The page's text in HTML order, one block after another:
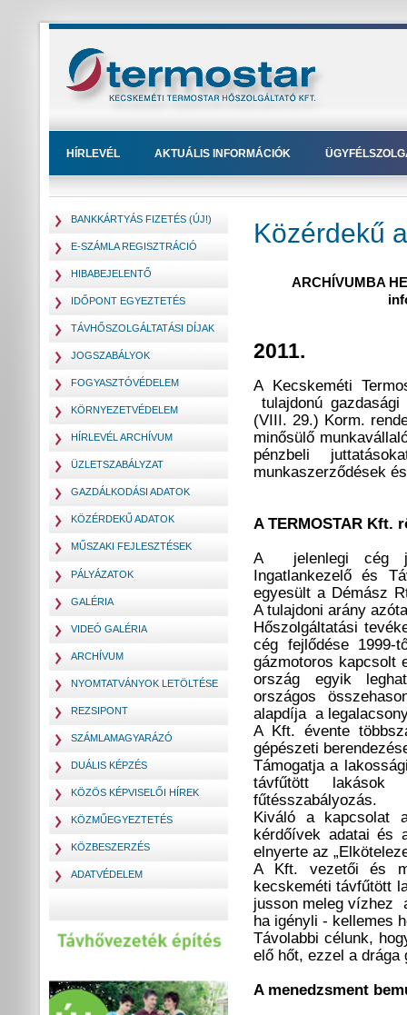
HÍRLEVÉL AKTUÁLIS INFORMÁCIÓK
BANKKÁRTYÁS FIZETÉS (ÚJ!)
E-SZÁMLA REGISZTRÁCIÓ
HIBABEJELENTŐ
IDŐPONT EGYEZTETÉS
TÁVHŐSZOLGÁLTATÁSI DÍJAK
JOGSZABÁLYOK
FOGYASZTÓVÉDELEM
KÖRNYEZETVÉDELEM
HÍRLEVÉL ARCHÍVUM
ÜZLETSZABÁLYZAT
GAZDÁLKODÁSI ADATOK
KÖZÉRDEKŰ ADATOK
MŰSZAKI FEJLESZTÉSEK
PÁLYÁZATOK
GALÉRIA
VIDEÓ GALÉRIA
ARCHÍVUM
NYOMTATVÁNYOK LETÖLTÉSE
REZSIPONT
SZÁMLAMAGYARÁZÓ
DUÁLIS KÉPZÉS
KÖZÖS KÉPVISELŐI HÍREK
KÖZMŰEGYEZTETÉS
KÖZBESZERZÉS
ADATVÉDELEM
Közérdekű
ARCHÍVUMBA
2011.
A Kecskeméti
tulajdonú
(VIII. 29.) Korm.
minősülő
pénzbeli
munkaszerződések
A TERMOSTAR Kft.
A jelenlegi cég
Ingatlankezelő és
egyesült a Démász
A tulajdoni arány
Hőszolgáltatási
cég fejlődése 1999-
gázmotoros kapcsolt
ország egyik
országos
alapdíja a
A Kft. évente
gépészeti
Támogatja a
távfűtött lakások
fűtésszabályozás.
Kiváló a kapcsolat
kérdőívek adatai és
elnyerte az
A Kft. vezetői és
kecskeméti távfűtött
jusson meleg vízhez
ha igényli - kellemes
Távolabbi célunk,
elő hőt, ezzel a
A menedzsment